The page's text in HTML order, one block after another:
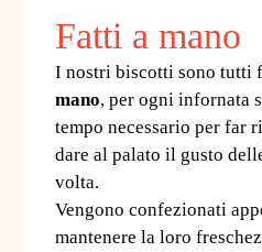
Fatti a mano
I nostri biscotti sono tutti
mano, per ogni infornata
tempo necessario per far
dare al palato il gusto
volta.
Vengono confezionati
mantenere la loro